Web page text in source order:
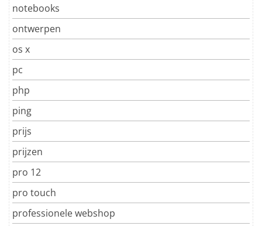
notebooks
ontwerpen
os x
pc
php
ping
prijs
prijzen
pro 12
pro touch
professionele webshop